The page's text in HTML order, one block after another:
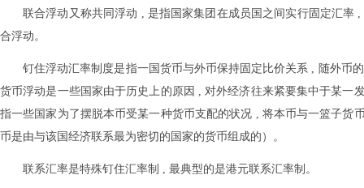
联合浮动又称共同浮动 , 是指国家集团在成员国之间实行固定汇
合浮动。
钉住浮动汇率制度是指一国货币与外币保持固定比价关系 , 随外币
货币浮动是一些国家由于历史上的原因 , 对外经济往来紧要集中于某
指一些国家为了摆脱本币受某一种货币支配的状况 , 将本币与一篮子
币是由与该国经济联系最为密切的国家的货币组成的）。
联系汇率是特殊钉住汇率制 , 最典型的是港元联系汇率制。